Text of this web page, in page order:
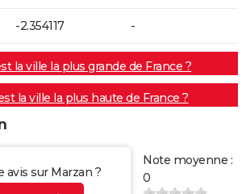
-2.354117 -
la ville la plus grande de France ?
la ville la plus haute de France ?
avis sur Marzan ?
Note moyenne :
0